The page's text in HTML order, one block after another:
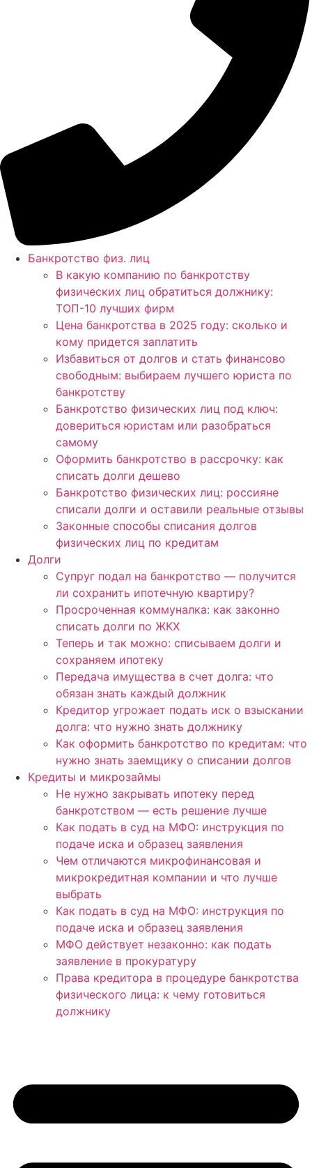
Банкротство физ. лиц
В какую компанию по банкротству
физических лиц обратиться должнику:
ТОП-10 лучших фирм
Цена банкротства в 2025 году: сколько и
кому придется заплатить
Избавиться от долгов и стать финансово
свободным: выбираем лучшего юриста по
банкротству
Банкротство физических лиц под ключ:
довериться юристам или разобраться
самому
Оформить банкротство в рассрочку: как
списать долги дешево
Банкротство физических лиц: россияне
списали долги и оставили реальные отзывы
Законные способы списания долгов
физических лиц по кредитам
Долги
Супруг подал на банкротство — получится
ли сохранить ипотечную квартиру?
Просроченная коммуналка: как законно
списать долги по ЖКХ
Теперь и так можно: списываем долги и
сохраняем ипотеку
Передача имущества в счет долга: что
обязан знать каждый должник
Кредитор угрожает подать иск о взыскании
долга: что нужно знать должнику
Как оформить банкротство по кредитам: что
нужно знать заемщику о списании долгов
Кредиты и микрозаймы
Не нужно закрывать ипотеку перед
банкротством — есть решение лучше
Как подать в суд на МФО: инструкция по
подаче иска и образец заявления
Чем отличаются микрофинансовая и
микрокредитная компании и что лучше
выбрать
Как подать в суд на МФО: инструкция по
подаче иска и образец заявления
МФО действует незаконно: как подать
заявление в прокуратуру
Права кредитора в процедуре банкротства
физического лица: к чему готовиться
должнику